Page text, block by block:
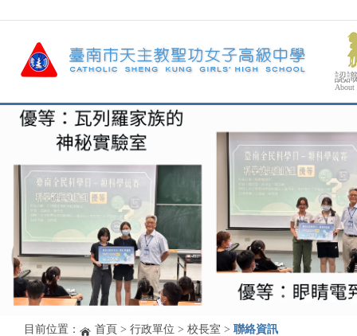
認
About
目前位置： 首頁 > 行政單位 > 校長室 > 聯絡資訊